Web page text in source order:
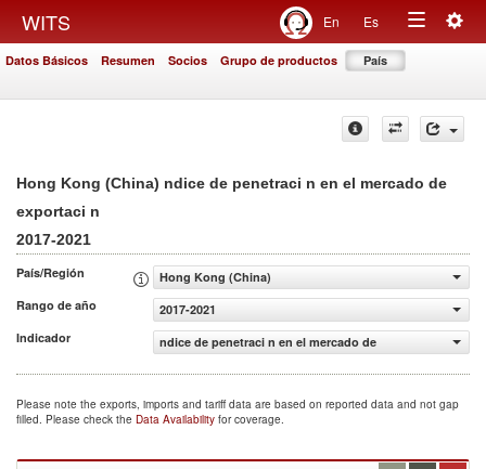
WITS En Es
Toggle
Datos Básicos Resumen Socios Grupo de productos País
Hong Kong (China) ndice de penetraci n en el mercado de
exportaci n
2017-2021
País/Región
Hong Kong (China)
Rango de año
2017-2021
Indicador
ndice de penetraci n en el mercado de exportaci n
Please note the exports, imports and tariff data are based on reported data and not gap
filled. Please check the Data Availability for coverage.